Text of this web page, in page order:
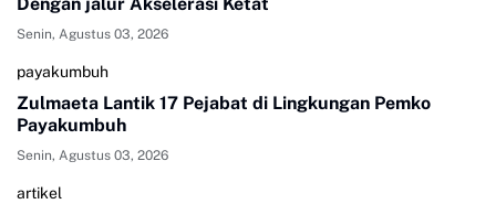
Dengan jalur Akselerasi Ketat
Senin, Agustus 03, 2026
payakumbuh
Zulmaeta Lantik 17 Pejabat di Lingkungan Pemko
Payakumbuh
Senin, Agustus 03, 2026
artikel